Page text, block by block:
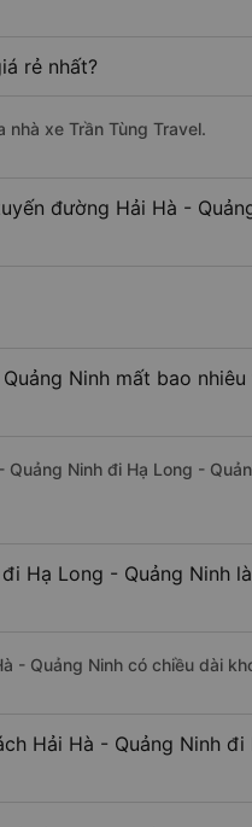
rẻ nhất?
xe Trần Tùng Travel.
đường Hải Hà -
Ninh mất bao
Ninh đi Hạ Long -
Hạ Long - Quảng Ninh
- Quảng Ninh có chiều dài
Hải Hà - Quảng Ninh đi